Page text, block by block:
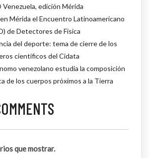
Venezuela, edición Mérida
Mérida el Encuentro Latinoamericano
de Detectores de Física
del deporte: tema de cierre de los
científicos del Cidata
venezolano estudia la composición
de los cuerpos próximos a la Tierra
que mostrar.